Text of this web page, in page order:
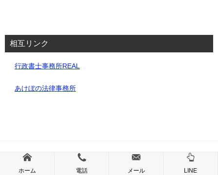
相互リンク
行政書士事務所REAL
あけぼの法律事務所
© 2025 道路使用・占用許可申請代行サービス｜埼玉・行政書士事務所REAL
ホーム 電話 メール LINE